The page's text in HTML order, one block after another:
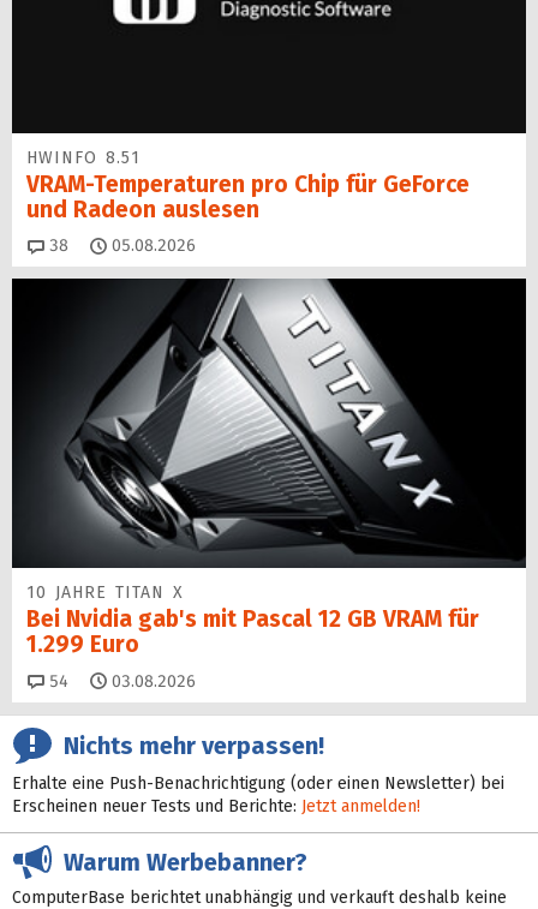
HWINFO 8.51
VRAM-Temperaturen pro Chip für GeForce
und Radeon auslesen
38 Kommentare
05.08.2026
10 JAHRE TITAN X
Bei Nvidia gab's mit Pascal 12 GB VRAM für
1.299 Euro
54 Kommentare
03.08.2026
Nichts mehr verpassen!
Erhalte eine Push-Benachrichtigung (oder einen Newsletter) bei
Erscheinen neuer Tests und Berichte: Jetzt anmelden!
Warum Werbebanner?
ComputerBase berichtet unabhängig und verkauft deshalb keine